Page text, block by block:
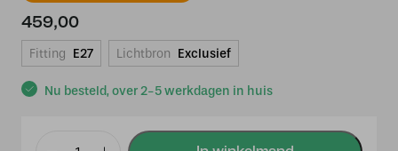
Nu besteld, over 2-5 werkdagen in huis
459,00
Fitting E27 Lichtbron Exclusief